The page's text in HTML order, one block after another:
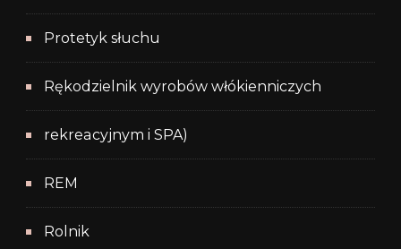
Protetyk słuchu
Rękodzielnik wyrobów włókienniczych
rekreacyjnym i SPA)
REM
Rolnik